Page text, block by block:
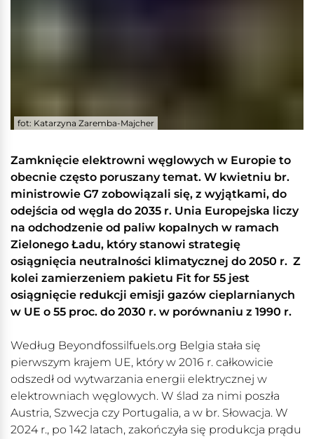
fot: Katarzyna Zaremba-Majcher
Zamknięcie elektrowni węglowych w Europie to
obecnie często poruszany temat. W kwietniu br.
ministrowie G7 zobowiązali się, z wyjątkami, do
odejścia od węgla do 2035 r. Unia Europejska liczy
na odchodzenie od paliw kopalnych w ramach
Zielonego Ładu, który stanowi strategię
osiągnięcia neutralności klimatycznej do 2050 r. Z
kolei zamierzeniem pakietu Fit for 55 jest
osiągnięcie redukcji emisji gazów cieplarnianych
w UE o 55 proc. do 2030 r. w porównaniu z 1990 r.
Według Beyondfossilfuels.org Belgia stała się
pierwszym krajem UE, który w 2016 r. całkowicie
odszedł od wytwarzania energii elektrycznej w
elektrowniach węglowych. W ślad za nimi poszła
Austria, Szwecja czy Portugalia, a w br. Słowacja. W
2024 r., po 142 latach, zakończyła się produkcja prądu